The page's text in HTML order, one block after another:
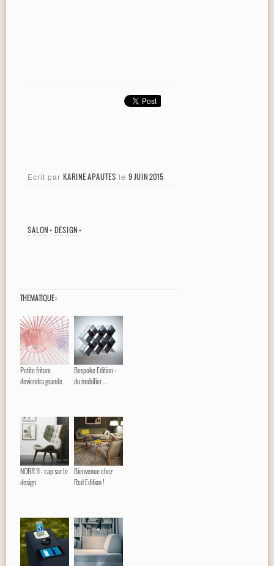
Ecrit par KARINE APAUTES le 9 JUIN 2015
SALON• DESIGN•
THEMATIQUE :
Petite friture
deviendra grande
Bespoke Edition :
du mobilier ...
NORR 11 : cap sur le
design
Bienvenue chez
Red Edition !